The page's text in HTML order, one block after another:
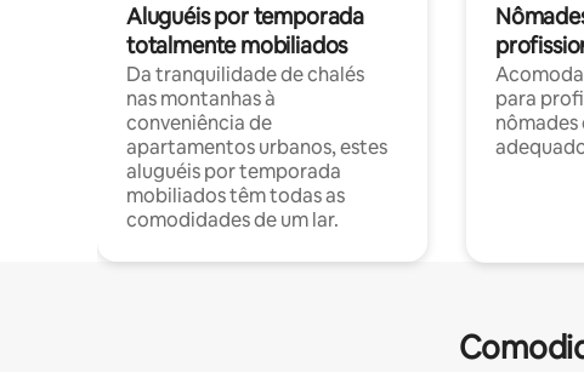
Aluguéis por temporada
totalmente mobiliados
Da tranquilidade de chalés
nas montanhas à
conveniência de
apartamentos urbanos, estes
aluguéis por temporada
mobiliados têm todas as
comodidades de um lar.
para
nômades